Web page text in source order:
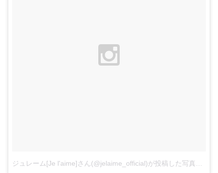
ジュレーム[Je l'aime]さん(@jelaime_official)が投稿した写真